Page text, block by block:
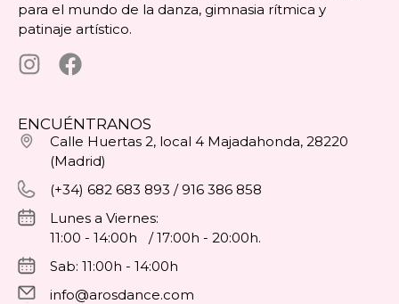
para el mundo de la danza, gimnasia rítmica y
patinaje artístico.
ENCUÉNTRANOS
Calle Huertas 2, local 4 Majadahonda, 28220
(Madrid)
(+34) 682 683 893 / 916 386 858
Lunes a Viernes:
11:00 - 14:00h / 17:00h - 20:00h.
Sab: 11:00h - 14:00h
info@arosdance.com